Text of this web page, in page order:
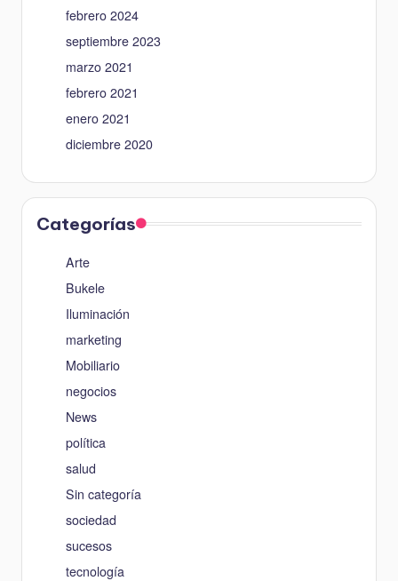
febrero 2024
septiembre 2023
marzo 2021
febrero 2021
enero 2021
diciembre 2020
Categorías
Arte
Bukele
Iluminación
marketing
Mobiliario
negocios
News
política
salud
Sin categoría
sociedad
sucesos
tecnología